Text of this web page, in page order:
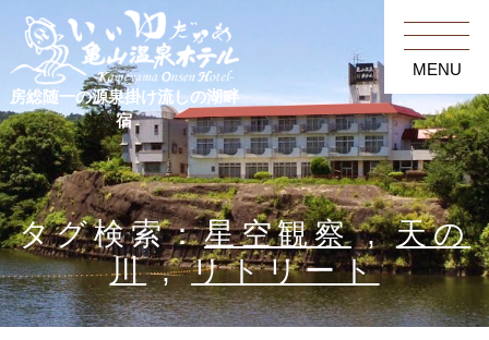
房総随一の源泉掛け流しの湖畔
宿
MENU
タグ検索：星空観察,天の
川,リトリート